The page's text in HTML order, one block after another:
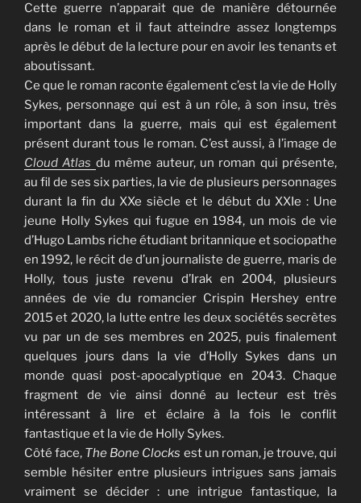
Cette guerre n’apparait que de manière détournée
dans le roman et il faut atteindre assez longtemps
après le début de la lecture pour en avoir les tenants et
aboutissant.
Ce que le roman raconte également c’est la vie de Holly
Sykes, personnage qui est à un rôle, à son insu, très
important dans la guerre, mais qui est également
présent durant tous le roman. C’est aussi, à l’image de
Cloud Atlas du même auteur, un roman qui présente,
au fil de ses six parties, la vie de plusieurs personnages
durant la fin du XXe siècle et le début du XXIe : Une
jeune Holly Sykes qui fugue en 1984, un mois de vie
d’Hugo Lambs riche étudiant britannique et sociopathe
en 1992, le récit de d’un journaliste de guerre, maris de
Holly, tous juste revenu d’Irak en 2004, plusieurs
années de vie du romancier Crispin Hershey entre
2015 et 2020, la lutte entre les deux sociétés secrètes
vu par un de ses membres en 2025, puis finalement
quelques jours dans la vie d’Holly Sykes dans un
monde quasi post-apocalyptique en 2043. Chaque
fragment de vie ainsi donné au lecteur est très
intéressant à lire et éclaire à la fois le conflit
fantastique et la vie de Holly Sykes.
Côté face, The Bone Clocks est un roman, je trouve, qui
semble hésiter entre plusieurs intrigues sans jamais
vraiment se décider : une intrigue fantastique, la